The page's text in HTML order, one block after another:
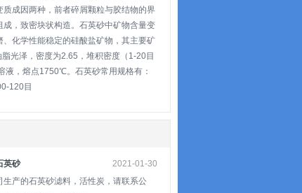
成因两种，前者碎屑颗粒与胶结物的界
，致密块状构造。石英砂中矿物含量变
化学性能稳定的硅酸盐矿物，其主要矿
光泽，密度为2.65，堆积密度（1-20目
液，熔点1750℃。石英砂常用规格有：
120目
英砂
生产的石英砂滤料，活性炭，请联系公
2021-01-30